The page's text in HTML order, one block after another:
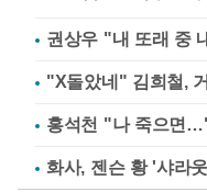
권상우 "내 또래 중
"X돌았네" 김희철,
홍석천 "나 죽으면
화사, 젠슨 황 '샤라